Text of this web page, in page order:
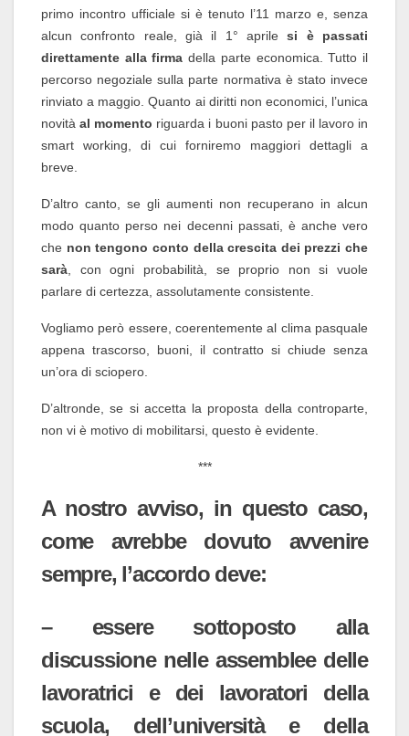
primo incontro ufficiale si è tenuto l’11 marzo e, senza
alcun confronto reale, già il 1° aprilesi è passati
direttamente alla firma della parte economica. Tutto il
percorso negoziale sulla parte normativa è stato invece
rinviato a maggio. Quanto ai diritti non economici, l’unica
novitàal momento riguarda i buoni pasto per il lavoro in
smart working, di cui forniremo maggiori dettagli a
breve.
D’altro canto, se gli aumenti non recuperano in alcun
modo quanto perso nei decenni passati, è anche vero
che non tengono conto della crescita dei prezzi che
sarà , con ogni probabilità, se proprio non si vuole
parlare di certezza, assolutamente consistente.
Vogliamo però essere, coerentemente al clima pasquale
appena trascorso, buoni, il contratto si chiude senza
un’ora di sciopero.
D’altronde, se si accetta la proposta della controparte,
non vi è motivo di mobilitarsi, questo è evidente.
***
A nostro avviso, in questo caso,
come avrebbe dovuto avvenire
sempre, l’accordo deve:
– essere sottoposto alla
discussione nelle assemblee delle
lavoratrici e dei lavoratori della
scuola, dell’università e della